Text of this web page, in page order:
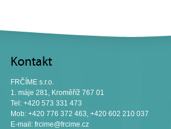
Kontakt
FRČÍME s.r.o.
1. máje 281, Kroměříž 767 01
Tel: +420 573 331 473
Mob: +420 776 372 463, +420 602 210 037
E-mail: frcime@frcime.cz